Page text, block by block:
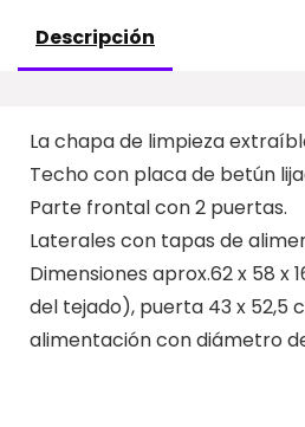
Descripción
La chapa de limpieza
Techo con placa de betún
Parte frontal con 2 puertas.
Laterales con tapas de
Dimensiones aprox.62 x 58 x
del tejado), puerta 43 x 52,5
alimentación con diámetro